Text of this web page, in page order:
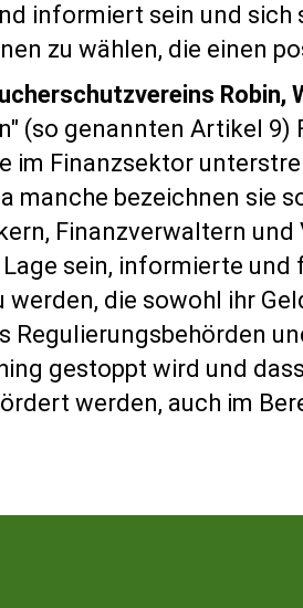
informiert sein und
zu wählen, die einen
Robin,
(so genannten Artikel 9)
Finanzsektor
manche bezeichnen sie
Finanzverwaltern
sein, informierte
die sowohl ihr
Regulierungsbehörden
gestoppt wird und
werden, auch im